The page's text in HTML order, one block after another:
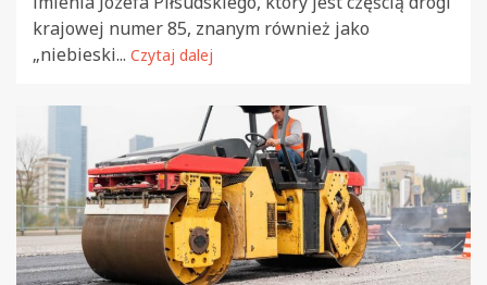
krajowej numer 85, znanym również jako
„niebieski... Czytaj dalej